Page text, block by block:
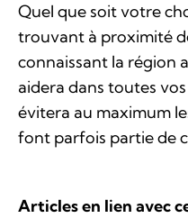
Quel que soit votre
trouvant à proximité
connaissant la région
aidera dans toutes
évitera au maximum
font parfois partie de
Articles en lien avec